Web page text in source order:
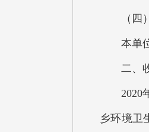
（四）
本单位
二、收
2020年
乡环境卫